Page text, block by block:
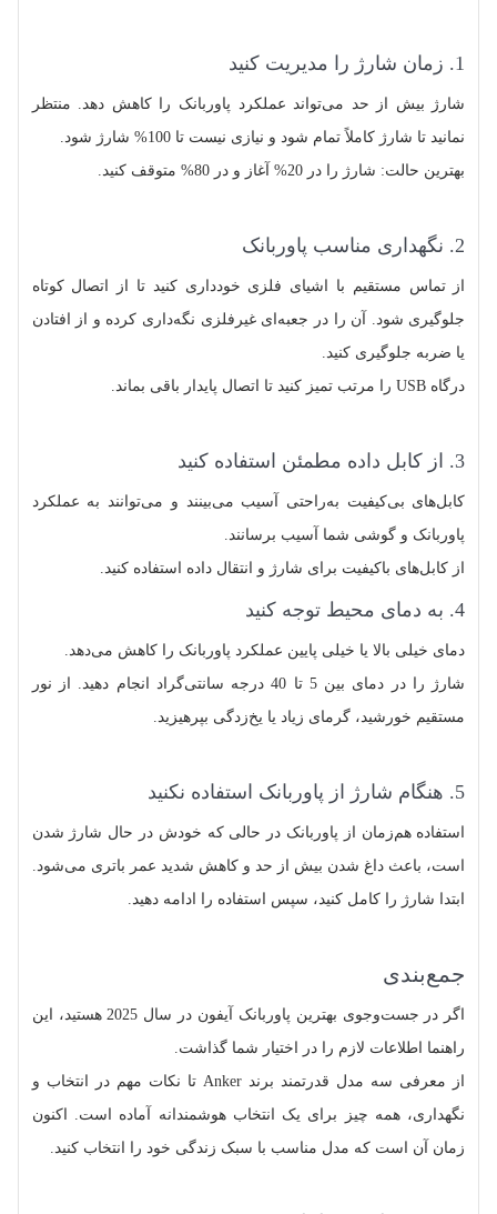
1. زمان شارژ را مدیریت کنید
شارژ بیش از حد می‌تواند عملکرد پاوربانک را کاهش دهد. منتظر
نمانید تا شارژ کاملاً تمام شود و نیازی نیست تا 100% شارژ شود.
بهترین حالت: شارژ را در 20% آغاز و در 80% متوقف کنید.
2. نگهداری مناسب پاوربانک
از تماس مستقیم با اشیای فلزی خودداری کنید تا از اتصال کوتاه
جلوگیری شود. آن را در جعبه‌ای غیرفلزی نگه‌داری کرده و از افتادن
یا ضربه جلوگیری کنید.
درگاه USB را مرتب تمیز کنید تا اتصال پایدار باقی بماند.
3. از کابل داده مطمئن استفاده کنید
کابل‌های بی‌کیفیت به‌راحتی آسیب می‌بینند و می‌توانند به عملکرد
پاوربانک و گوشی شما آسیب برسانند.
از کابل‌های باکیفیت برای شارژ و انتقال داده استفاده کنید.
4. به دمای محیط توجه کنید
دمای خیلی بالا یا خیلی پایین عملکرد پاوربانک را کاهش می‌دهد.
شارژ را در دمای بین 5 تا 40 درجه سانتی‌گراد انجام دهید. از نور
مستقیم خورشید، گرمای زیاد یا یخ‌زدگی بپرهیزید.
5. هنگام شارژ از پاوربانک استفاده نکنید
استفاده هم‌زمان از پاوربانک در حالی که خودش در حال شارژ شدن
است، باعث داغ شدن بیش از حد و کاهش شدید عمر باتری می‌شود.
ابتدا شارژ را کامل کنید، سپس استفاده را ادامه دهید.
جمع‌بندی
اگر در جست‌وجوی بهترین پاوربانک آیفون در سال 2025 هستید، این
راهنما اطلاعات لازم را در اختیار شما گذاشت.
از معرفی سه مدل قدرتمند برند Anker تا نکات مهم در انتخاب و
نگهداری، همه چیز برای یک انتخاب هوشمندانه آماده است. اکنون
زمان آن است که مدل مناسب با سبک زندگی خود را انتخاب کنید.